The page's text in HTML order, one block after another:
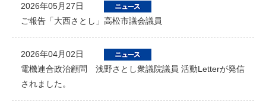
2026年05月27日
ご報告「大西さとし」高松市議会議員
2026年04月02日
電機連合政治顧問 浅野さとし衆議院議員 活動Letterが発信
されました。